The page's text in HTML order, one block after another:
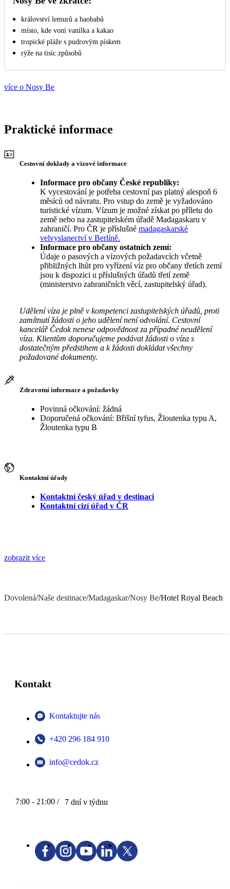
království lemurů a baobabů
místo, kde voní vanilka a kakao
tropické pláže s pudrovým pískem
rýže na tisíc způsobů
více o Nosy Be
Praktické informace
Cestovní doklady a vízové informace
Informace pro občany České republiky:
K vycestování je potřeba cestovní pas platný alespoň 6
měsíců od návratu. Pro vstup do země je vyžadováno
turistické vízum. Vízum je možné získat po příletu do
země nebo na zastupitelském úřadě Madagaskaru v
zahraničí. Pro ČR je příslušné madagaskarské
velvyslanectví v Berlíně.
Informace pro občany ostatních zemí:
Údaje o pasových a vízových požadavcích včetně
přibližných lhůt pro vyřízení víz pro občany třetích zemí
jsou k dispozici u příslušných úřadů třetí země
(ministerstvo zahraničních věcí, zastupitelský úřad).
Udělení víza je plně v kompetenci zastupitelských úřadů, proti
zamítnutí žádosti o jeho udělení není odvolání. Cestovní
kancelář Čedok nenese odpovědnost za případné neudělení
víza. Klientům doporučujeme podávat žádosti o víza s
dostatečným předstihem a k žádosti dokládat všechny
požadované dokumenty.
Zdravotní informace a požadavky
Povinná očkování: žádná
Doporučená očkování: Břišní tyfus, Žloutenka typu A,
Žloutenka typu B
Kontaktní úřady
Kontaktní český úřad v destinaci
Kontaktní cizí úřad v ČR
zobrazit více
Dovolená/Naše destinace/Madagaskar/Nosy Be/Hotel Royal Beach
Kontakt
Kontaktujte nás
+420 296 184 910
info@cedok.cz
7:00 - 21:00 / 7 dní v týdnu